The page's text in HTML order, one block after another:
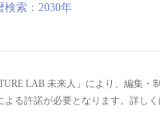
検索：2030年
LAB 未来人」により、編集・
る許諾が必要となります。詳しく